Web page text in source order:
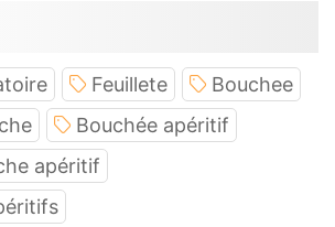
Feuillete
Bouchee
Bouchée apéritif
apéritif